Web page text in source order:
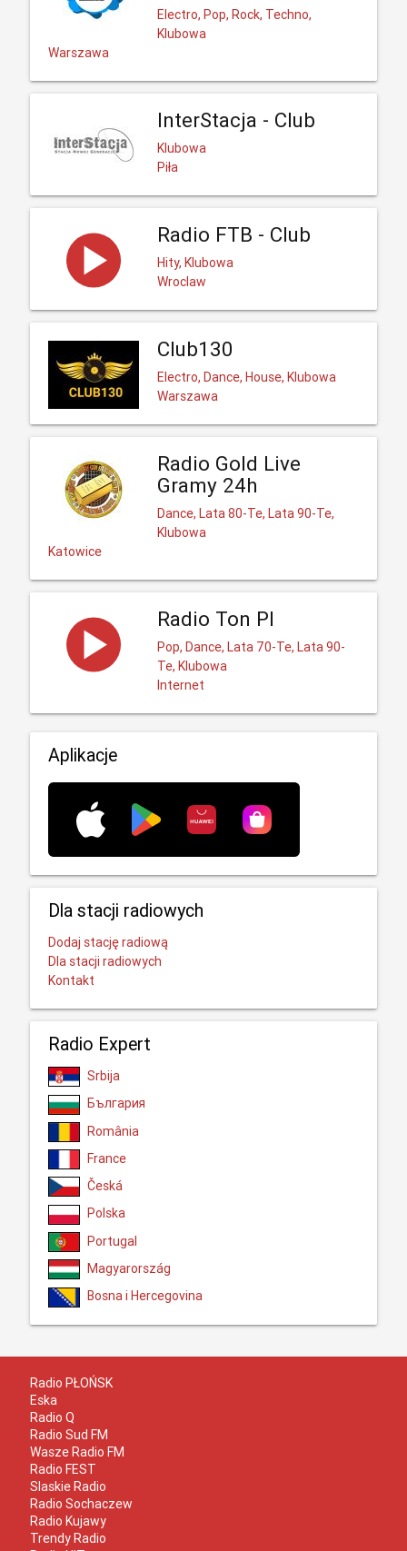
Electro, Pop, Rock, Techno,
Klubowa
Warszawa
InterStacja - Club
Klubowa
Piła
Radio FTB - Club
Hity, Klubowa
Wroclaw
Club130
Electro, Dance, House, Klubowa
Warszawa
Radio Gold Live
Gramy 24h
Dance, Lata 80-Te, Lata 90-Te,
Klubowa
Katowice
Radio Ton Pl
Pop, Dance, Lata 70-Te, Lata 90-
Te, Klubowa
Internet
Aplikacje
Dla stacji radiowych
Dodaj stację radiową
Dla stacji radiowych
Kontakt
Radio Expert
Srbija
България
România
France
Česká
Polska
Portugal
Magyarország
Bosna i Hercegovina
Radio PŁOŃSK
Eska
Radio Q
Radio Sud FM
Wasze Radio FM
Radio FEST
Slaskie Radio
Radio Sochaczew
Radio Kujawy
Trendy Radio